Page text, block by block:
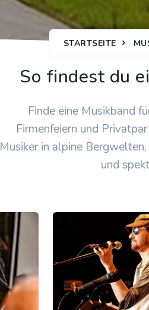
STARTSEITE
So findest du
Finde eine Musikband
Firmenfeiern und
Musiker in alpine
und